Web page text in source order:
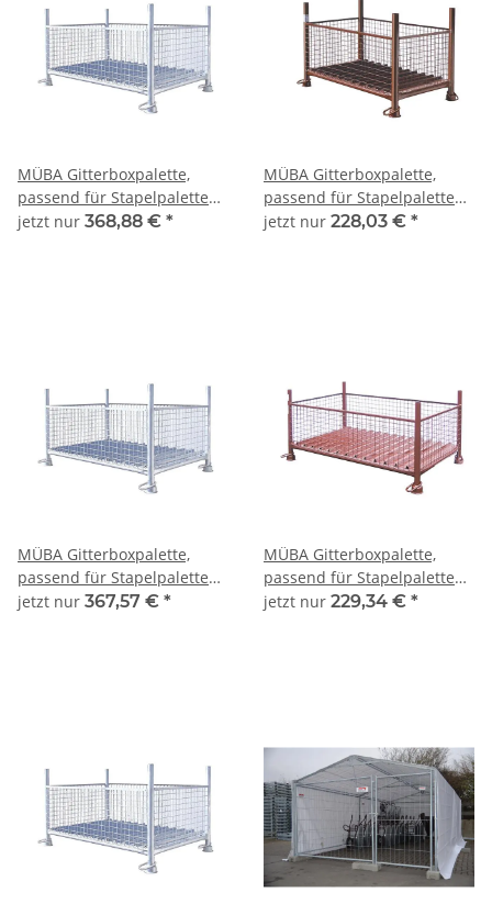
MÜBA Gitterboxpalette,
passend für Stapelpalette
1,30x0,70x0,70m, Füllhöhe
jetzt nur 368,88 € *
MÜBA Gitterboxpalette,
passend für Stapelpalette
1,43x0,87x0,70m, Füllhöhe
jetzt nur 228,03 € *
MÜBA Gitterboxpalette,
passend für Stapelpalette
1,43x0,87x0,70m, Füllhöhe
jetzt nur 367,57 € *
MÜBA Gitterboxpalette,
passend für Stapelpalette
1,50x0,87x0,60m, Füllhöhe
jetzt nur 229,34 € *